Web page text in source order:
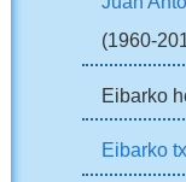
(1960-
Eibarko
Eibarko